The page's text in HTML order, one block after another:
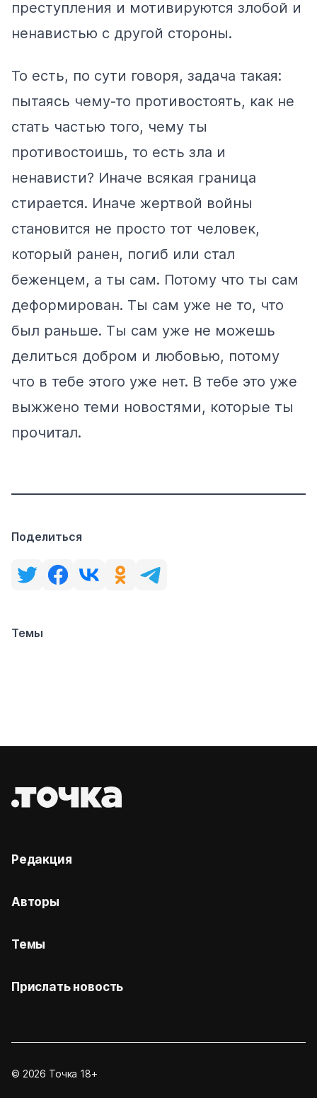
преступления и мотивируются злобой и
ненавистью с другой стороны.
То есть, по сути говоря, задача такая:
пытаясь чему-то противостоять, как не
стать частью того, чему ты
противостоишь, то есть зла и
ненависти? Иначе всякая граница
стирается. Иначе жертвой войны
становится не просто тот человек,
который ранен, погиб или стал
беженцем, а ты сам. Потому что ты сам
деформирован. Ты сам уже не то, что
был раньше. Ты сам уже не можешь
делиться добром и любовью, потому
что в тебе этого уже нет. В тебе это уже
выжжено теми новостями, которые ты
прочитал.
Поделиться
Темы
Редакция
Авторы
Темы
Прислать новость
© 2026 Точка 18+